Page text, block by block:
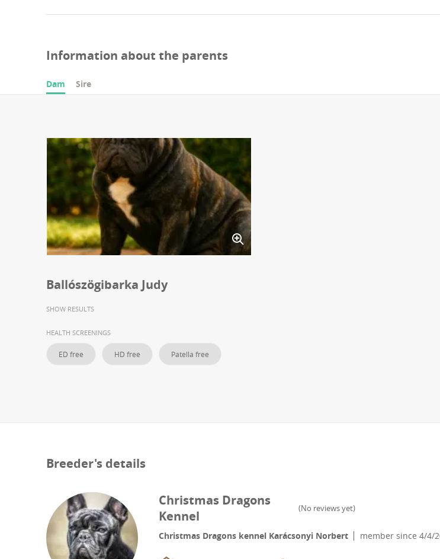
Information about the parents
Dam Sire
Ballószögibarka Judy
SHOW RESULTS
HEALTH SCREENINGS
ED free HD free Patella free
Breeder's details
Christmas Dragons
Kennel
(No reviews yet)
Christmas Dragons kennel Karácsonyi Norbert member since 4/4/